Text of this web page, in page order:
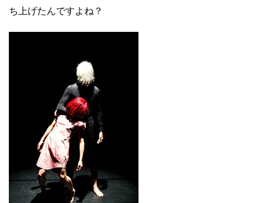
ち上げたんですよね？